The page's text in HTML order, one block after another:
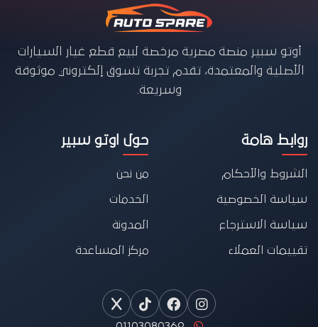
أوتو سبير منصة مصرية مرخصة لبيع قطع غيار السيارات
الأصلية والمعتمدة، تقدم تجربة تسوق إلكتروني موثوقة
وسريعة.
روابط هامة
الشروط والأحكام
سياسة الخصوصية
سياسة الاسترجاع
تقييمات العملاء
حول اوتو سبير
من نحن
الخدمات
المدونة
مركز المساعدة